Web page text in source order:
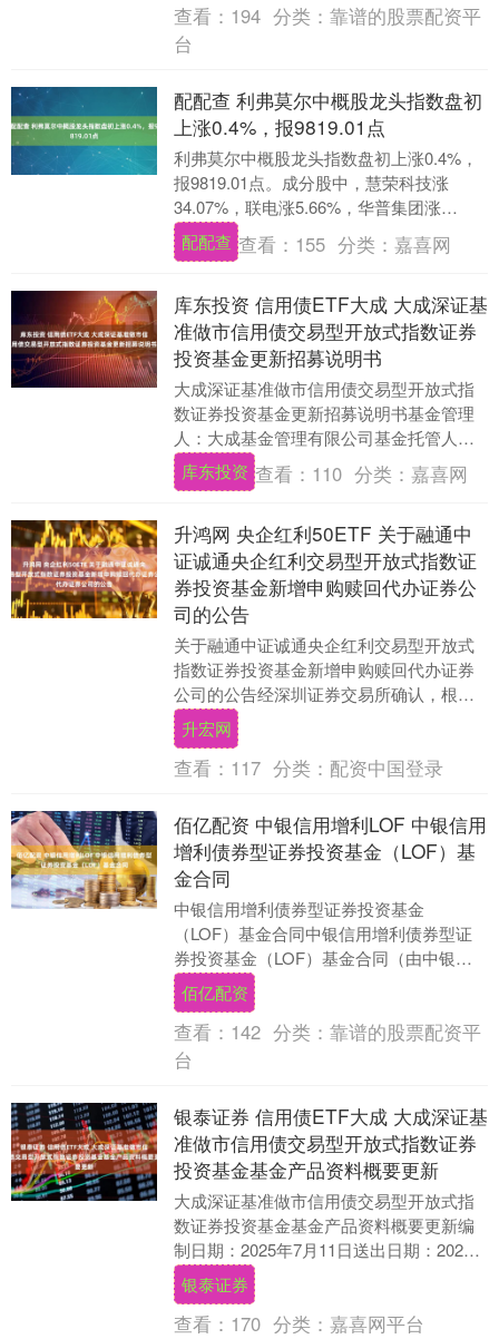
查看： 194 分类： 靠谱的股票配资平
台
配配查 利弗莫尔中概股龙头指数盘初
上涨0.4%，报9819.01点
利弗莫尔中概股龙头指数盘初上涨0.4%，
报9819.01点。成分股中，慧荣科技涨
34.07%，联电涨5.66%，华普集团涨
5.46%，百胜中国涨4.16%，蔚来....
配配查 查看： 155 分类：嘉喜网
库东投资 信用债ETF大成 大成深证基
准做市信用债交易型开放式指数证券
投资基金更新招募说明书
大成深证基准做市信用债交易型开放式指
数证券投资基金更新招募说明书基金管理
人：大成基金管理有限公司基金托管人：
兴业银行股份有限公司二〇二五年七月重
要提示大成深证基....
库东投资 查看： 110 分类：嘉喜网
升鸿网 央企红利50ETF 关于融通中
证诚通央企红利交易型开放式指数证
券投资基金新增申购赎回代办证券公
司的公告
关于融通中证诚通央企红利交易型开放式
指数证券投资基金新增申购赎回代办证券
公司的公告经深圳证券交易所确认，根据
融通基金管理有限公司（以下简称“本公
司”）与华林证券....
升宏网
查看： 117 分类： 配资中国登录
佰亿配资 中银信用增利LOF 中银信用
增利债券型证券投资基金（LOF）基
金合同
中银信用增利债券型证券投资基金
（LOF）基金合同中银信用增利债券型证
券投资基金（LOF）基金合同（由中银信
用增利债券型证券投资基金转换而来）基
金管理人：中银基金....
佰亿配资
查看： 142 分类： 靠谱的股票配资平
台
银泰证券 信用债ETF大成 大成深证基
准做市信用债交易型开放式指数证券
投资基金基金产品资料概要更新
大成深证基准做市信用债交易型开放式指
数证券投资基金基金产品资料概要更新编
制日期：2025年7月11日送出日期：2025
年7月15日本概要提供本基金的重要信息，
是....
银泰证券
查看： 170 分类： 嘉喜网平台